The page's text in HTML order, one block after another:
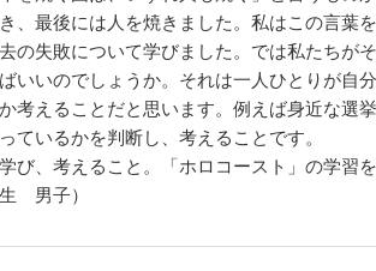
、最後には人を焼きました。私はこの言葉
の失敗について学びました。では私たちが
いいのでしょうか。それは一人ひとりが自
考えることだと思います。例えば身近な選
ているかを判断し、考えることです。
び、考えること。「ホロコースト」の学習
男子）